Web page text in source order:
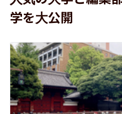
学を大公開